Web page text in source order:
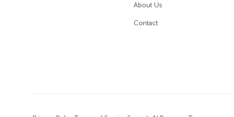
About Us
Contact